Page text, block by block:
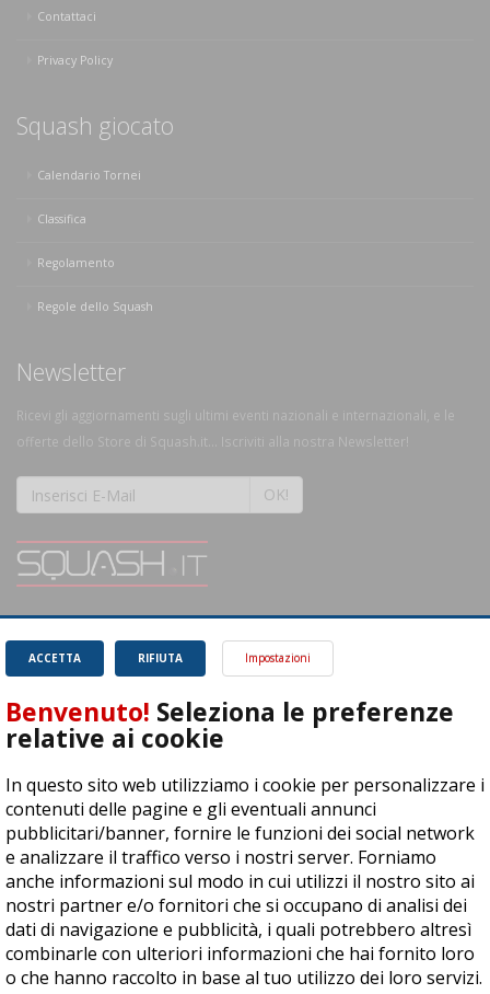
Contattaci
Privacy Policy
Squash giocato
Calendario Tornei
Classifica
Regolamento
Regole dello Squash
Newsletter
Ricevi gli aggiornamenti sugli ultimi eventi nazionali e internazionali, e le
offerte dello Store di Squash.it... Iscriviti alla nostra Newsletter!
OK!
magnifico sport.
Leggi
RIFIUTA
ACCETTA Impostazioni
Benvenuto! Seleziona le preferenze
relative ai cookie
In questo sito web utilizziamo i cookie per personalizzare i
contenuti delle pagine e gli eventuali annunci
pubblicitari/banner, fornire le funzioni dei social network
e analizzare il traffico verso i nostri server. Forniamo
anche informazioni sul modo in cui utilizzi il nostro sito ai
nostri partner e/o fornitori che si occupano di analisi dei
dati di navigazione e pubblicità, i quali potrebbero altresì
combinarle con ulteriori informazioni che hai fornito loro
o che hanno raccolto in base al tuo utilizzo dei loro servizi.
ASD Let's Sport - Via T. Olivelli 3, 25014 Castenedolo (BS) - P. Iva:
04278030988
© Copyright 2015 | All Rights Reserved - Powered byDynDevice
Privacy Policy Cookie Policy Accessibilità Sitemap